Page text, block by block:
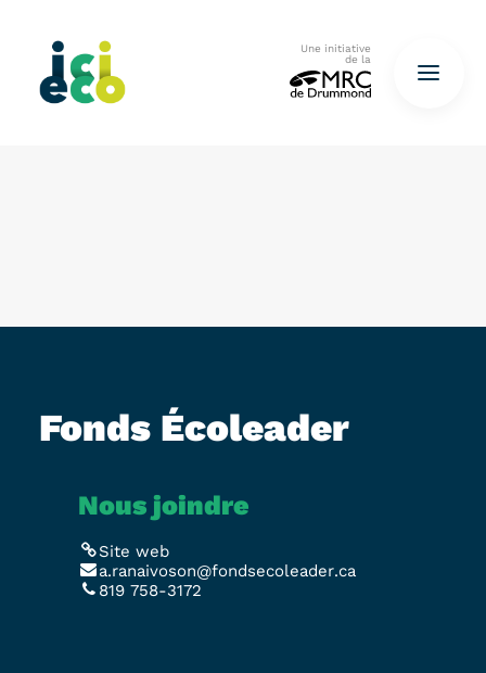
Une initiative
de la
Fonds Écoleader
Nous joindre
Site web
a.ranaivoson@fondsecoleader.ca
819 758-3172